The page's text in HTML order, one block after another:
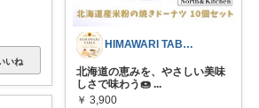
いね
HIMAWARI TABLE🌼
北海道の恵みを、やさしい美味
しさで味わう🍩 ...
￥ 3,900